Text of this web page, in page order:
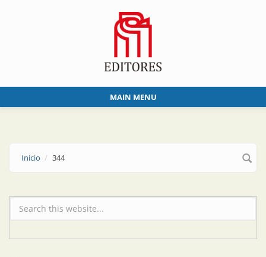
MAIN MENU
Inicio 344
Formulario de búsqueda